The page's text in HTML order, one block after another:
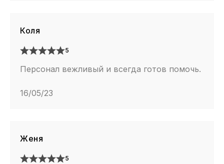
Коля
5
Персонал вежливый и всегда готов помочь.
16/05/23
Женя
5